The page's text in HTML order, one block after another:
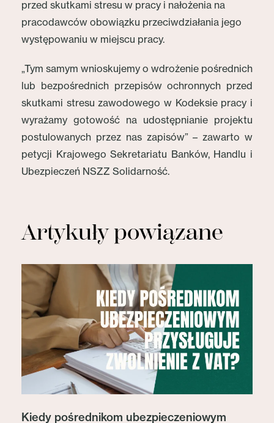
przed skutkami stresu w pracy i nałożenia na
pracodawców obowiązku przeciwdziałania jego
występowaniu w miejscu pracy.
„Tym samym wnioskujemy o wdrożenie pośrednich
lub bezpośrednich przepisów ochronnych przed
skutkami stresu zawodowego w Kodeksie pracy i
wyrażamy gotowość na udostępnianie projektu
postulowanych przez nas zapisów” – zawarto w
petycji Krajowego Sekretariatu Banków, Handlu i
Ubezpieczeń NSZZ Solidarność.
Artykuły powiązane
Kiedy pośrednikom ubezpieczeniowym